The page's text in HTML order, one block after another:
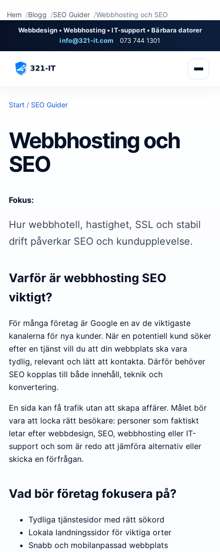
Hem Blogg SEO Guider Webbhosting och SEO
Webbdesign • Webbhosting • IT-support • Bärbara datorer
info@321-it.com 073 744 1301
Start / SEO Guider
Webbhosting och
SEO
Fokus:
Hur webbhotell, hastighet, SSL och stabil
drift påverkar SEO och kundupplevelse.
Varför är webbhosting SEO
viktigt?
För många företag är Google en av de viktigaste
kanalerna för nya kunder. När en potentiell kund söker
efter en tjänst vill du att din webbplats ska vara
tydlig, relevant och lätt att kontakta. Därför behöver
SEO kopplas till både innehåll, teknik och
konvertering.
En sida kan få trafik utan att skapa affärer. Målet bör
vara att locka rätt besökare: personer som faktiskt
letar efter webbdesign, SEO, webbhosting eller IT-
support och som är redo att jämföra alternativ eller
skicka en förfrågan.
Vad bör företag fokusera på?
Tydliga tjänstesidor med rätt sökord
Lokala landningssidor för viktiga orter
Snabb och mobilanpassad webbplats